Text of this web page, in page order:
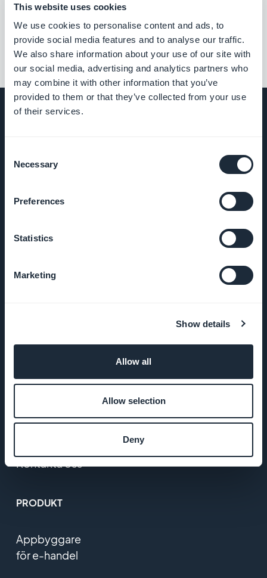
This website uses cookies
We use cookies to personalise content and ads, to
provide social media features and to analyse our traffic.
We also share information about your use of our site with
our social media, advertising and analytics partners who
may combine it with other information that you’ve
provided to them or that they’ve collected from your use
of their services.
Selection
Necessary
Preferences
Statistics
Marketing
Show details
Allow all
Allow selection
Deny
GoodBarber
Köpvillkor
Integritetspolicy
Kontakta oss
PRODUKT
Appbyggare
för e-handel